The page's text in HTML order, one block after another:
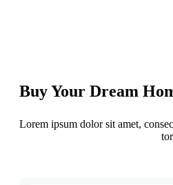
Buy Your Dream
Lorem ipsum dolor sit amet,